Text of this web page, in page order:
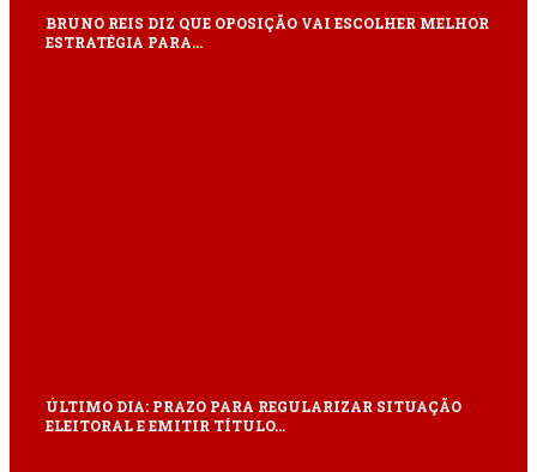
BRUNO REIS DIZ QUE OPOSIÇÃO VAI ESCOLHER MELHOR
ESTRATÉGIA PARA…
ÚLTIMO DIA: PRAZO PARA REGULARIZAR SITUAÇÃO
ELEITORAL E EMITIR TÍTULO…